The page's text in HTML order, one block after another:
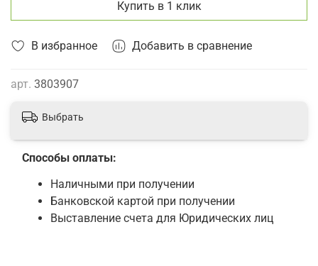
В избранное Добавить в сравнение
арт. 3803907
Купить в 1 клик
Выбрать
Способы оплаты:
Наличными при получении
Банковской картой при получении
Выставление счета для Юридических лиц